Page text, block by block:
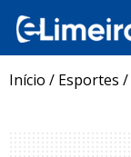
Início / Esportes /